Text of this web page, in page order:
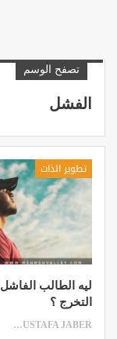
تصفح الوسم
الفشل
تطوير الذات
ليه الطالب
التخرج ؟
MUSTAFA JABER